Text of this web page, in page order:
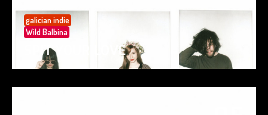
galician indie
Wild Balbina
SPIT YOUR LOVE